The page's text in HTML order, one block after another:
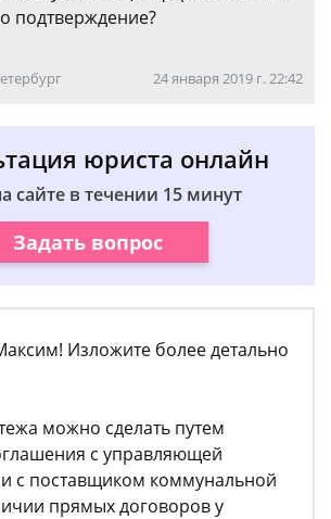
подтверждение?
24 января 2019 г. 22:42
юриста онлайн
сайте в течении 15 минут
Задать вопрос
Изложите более детально
можно сделать путем
с управляющей
с поставщиком коммунальной
прямых договоров у